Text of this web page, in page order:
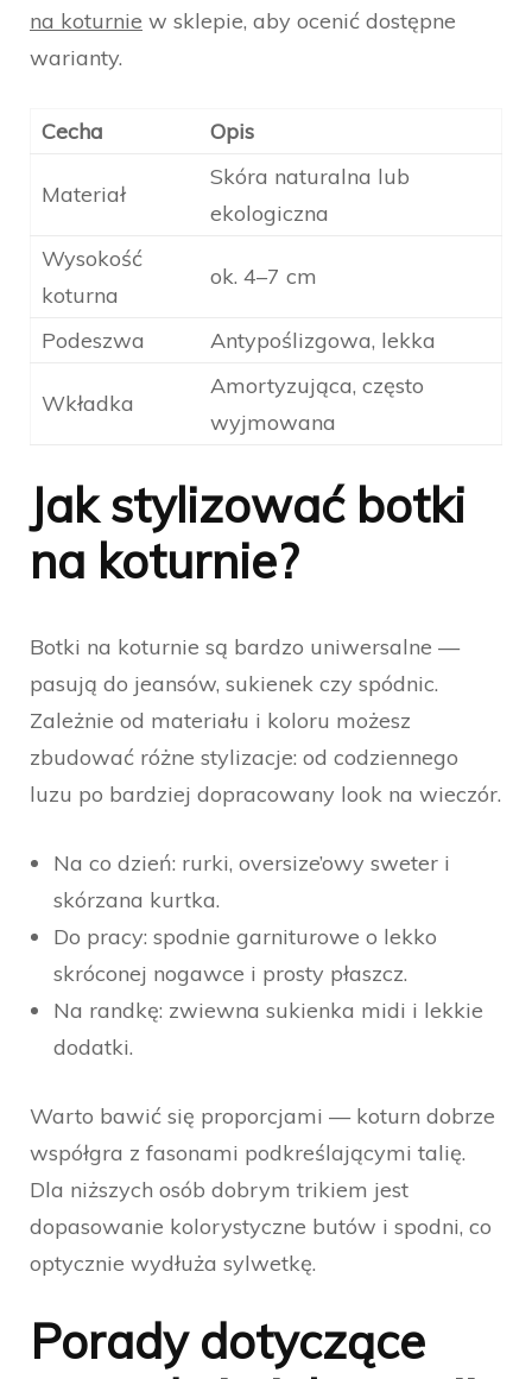
na koturnie w sklepie, aby ocenić dostępne
warianty.
Cecha Opis
Materiał
Skóra naturalna lub
ekologiczna
Wysokość
koturna
ok. 4–7 cm
Podeszwa Antypoślizgowa, lekka
Wkładka
Amortyzująca, często
wyjmowana
Jak stylizować botki
na koturnie?
Botki na koturnie są bardzo uniwersalne —
pasują do jeansów, sukienek czy spódnic.
Zależnie od materiału i koloru możesz
zbudować różne stylizacje: od codziennego
luzu po bardziej dopracowany look na wieczór.
Na co dzień: rurki, oversize’owy sweter i
skórzana kurtka.
Do pracy: spodnie garniturowe o lekko
skróconej nogawce i prosty płaszcz.
Na randkę: zwiewna sukienka midi i lekkie
dodatki.
Warto bawić się proporcjami — koturn dobrze
współgra z fasonami podkreślającymi talię.
Dla niższych osób dobrym trikiem jest
dopasowanie kolorystyczne butów i spodni, co
optycznie wydłuża sylwetkę.
Porady dotyczące